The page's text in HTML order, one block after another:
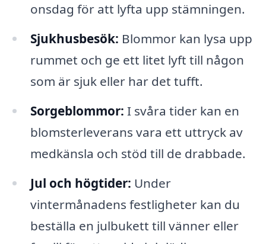
onsdag för att lyfta upp stämningen.
Sjukhusbesök: Blommor kan lysa upp
rummet och ge ett litet lyft till någon
som är sjuk eller har det tufft.
Sorgeblommor: I svåra tider kan en
blomsterleverans vara ett uttryck av
medkänsla och stöd till de drabbade.
Jul och högtider: Under
vintermånadens festligheter kan du
beställa en julbukett till vänner eller